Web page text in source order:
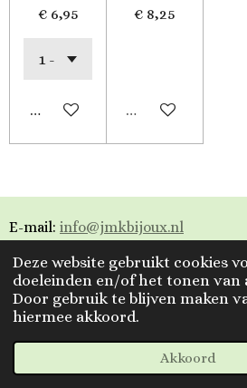
Deze website gebruikt cookies
doeleinden en/of het tonen van
Door gebruik te blijven maken
hiermee akkoord.
Akkoord
€ 6,95
In winkelwagen
€ 8,25
Uitverkocht
E-mail: info@jmkbijoux.nl
Tiktok: jmkbijoux
Instagram: jmkbijoux.nl
Facebook: Jmkbijoux.nl & Jmk
© 2023 - 2026 Jmkbijoux